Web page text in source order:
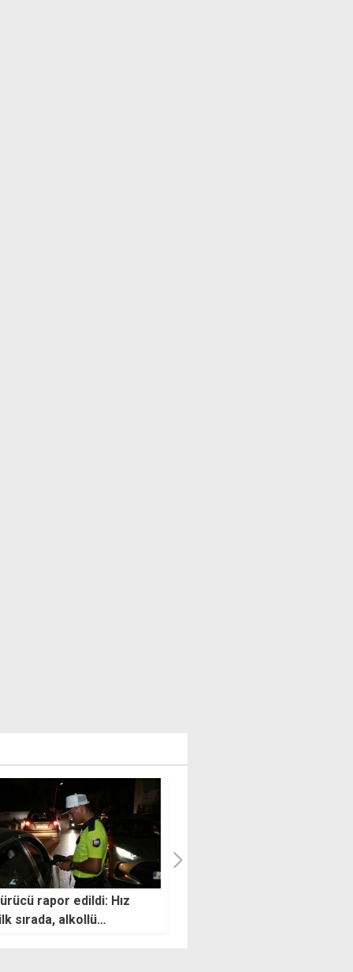
çalışma izni
savunması yapan